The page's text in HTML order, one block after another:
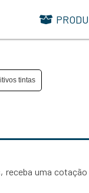
tintas
uma